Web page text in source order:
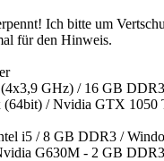
Ich bitte um
für den Hinweis.
GHz) / 16 GB
(64bit) / Nvidia GTX
i5 / 8 GB DDR3 /
G630M - 2 GB DDR3